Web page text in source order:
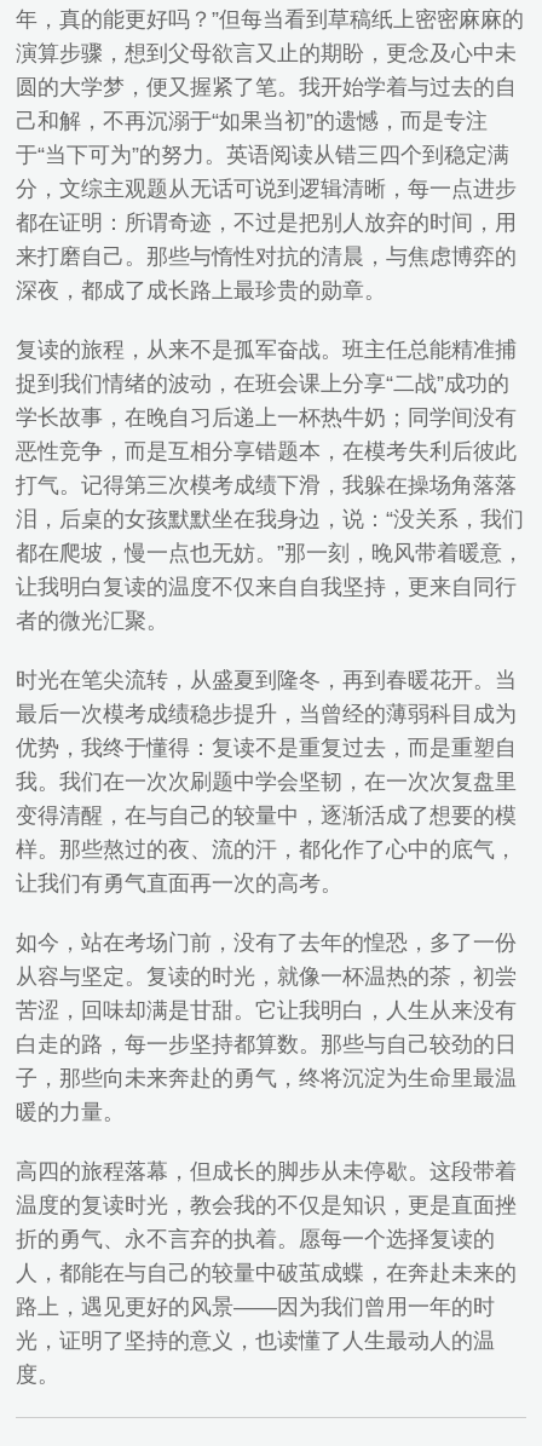
年，真的能更好吗？”但每当看到草稿纸上密密麻麻的
演算步骤，想到父母欲言又止的期盼，更念及心中未
圆的大学梦，便又握紧了笔。我开始学着与过去的自
己和解，不再沉溺于“如果当初”的遗憾，而是专注
于“当下可为”的努力。英语阅读从错三四个到稳定满
分，文综主观题从无话可说到逻辑清晰，每一点进步
都在证明：所谓奇迹，不过是把别人放弃的时间，用
来打磨自己。那些与惰性对抗的清晨，与焦虑博弈的
深夜，都成了成长路上最珍贵的勋章。
复读的旅程，从来不是孤军奋战。班主任总能精准捕
捉到我们情绪的波动，在班会课上分享“二战”成功的
学长故事，在晚自习后递上一杯热牛奶；同学间没有
恶性竞争，而是互相分享错题本，在模考失利后彼此
打气。记得第三次模考成绩下滑，我躲在操场角落落
泪，后桌的女孩默默坐在我身边，说：“没关系，我们
都在爬坡，慢一点也无妨。”那一刻，晚风带着暖意，
让我明白复读的温度不仅来自自我坚持，更来自同行
者的微光汇聚。
时光在笔尖流转，从盛夏到隆冬，再到春暖花开。当
最后一次模考成绩稳步提升，当曾经的薄弱科目成为
优势，我终于懂得：复读不是重复过去，而是重塑自
我。我们在一次次刷题中学会坚韧，在一次次复盘里
变得清醒，在与自己的较量中，逐渐活成了想要的模
样。那些熬过的夜、流的汗，都化作了心中的底气，
让我们有勇气直面再一次的高考。
如今，站在考场门前，没有了去年的惶恐，多了一份
从容与坚定。复读的时光，就像一杯温热的茶，初尝
苦涩，回味却满是甘甜。它让我明白，人生从来没有
白走的路，每一步坚持都算数。那些与自己较劲的日
子，那些向未来奔赴的勇气，终将沉淀为生命里最温
暖的力量。
高四的旅程落幕，但成长的脚步从未停歇。这段带着
温度的复读时光，教会我的不仅是知识，更是直面挫
折的勇气、永不言弃的执着。愿每一个选择复读的
人，都能在与自己的较量中破茧成蝶，在奔赴未来的
路上，遇见更好的风景——因为我们曾用一年的时
光，证明了坚持的意义，也读懂了人生最动人的温
度。